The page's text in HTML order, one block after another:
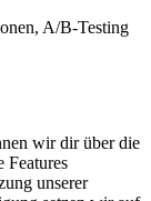
A/B-Testing
wir dir über die
Features
unserer